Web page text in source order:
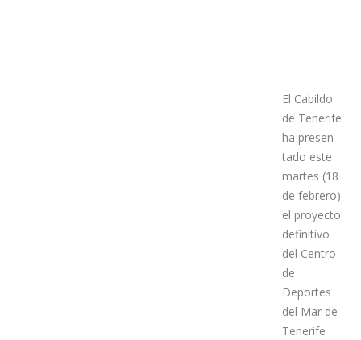
El Cabildo
de Tenerife
ha presen-
tado este
martes (18
de febrero)
el proyecto
definitivo
del Centro
de
Deportes